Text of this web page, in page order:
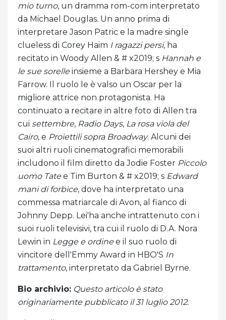
mio turno, un dramma rom-com interpretato
da Michael Douglas. Un anno prima di
interpretare Jason Patric e la madre single
clueless di Corey Haim I ragazzi persi, ha
recitato in Woody Allen & # x2019; s Hannah e
le sue sorelleinsieme a Barbara Hershey e Mia
Farrow. Il ruolo le è valso un Oscar per la
migliore attrice non protagonista. Ha
continuato a recitare in altre foto di Allen tra
cui settembre, Radio Days, La rosa viola del
Cairo, e Proiettili sopra Broadway. Alcuni dei
suoi altri ruoli cinematografici memorabili
includono il film diretto da Jodie Foster Piccolo
uomo Tatee Tim Burton & # x2019; s Edward
mani di forbice, dove ha interpretato una
commessa matriarcale di Avon, al fianco di
Johnny Depp. Lei'ha anche intrattenuto con i
suoi ruoli televisivi, tra cui il ruolo di D.A. Nora
Lewin in Legge e ordinee il suo ruolo di
vincitore dell'Emmy Award in HBO'S In
trattamento, interpretato da Gabriel Byrne.
Bio archivio: Questo articolo è stato
originariamente pubblicato il 31 luglio 2012.